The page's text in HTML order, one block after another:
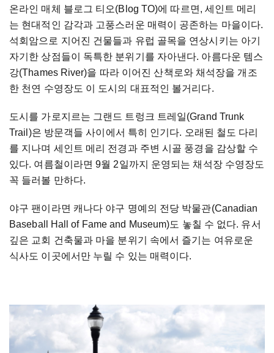
온라인 매체 블로그 티오(Blog TO)에 따르면, 세인트 메리
는 현대적인 감각과 고풍스러운 매력이 공존하는 마을이다.
석회암으로 지어진 건물들과 유럽 골목을 연상시키는 아기
자기한 상점들이 독특한 분위기를 자아낸다. 아름다운 템스
강(Thames River)을 따라 이어진 산책로와 채석장을 개조
한 천연 수영장도 이 도시의 대표적인 볼거리다.
도시를 가로지르는 그랜드 트렁크 트레일(Grand Trunk
Trail)은 방문객들 사이에서 특히 인기다. 오래된 철도 다리
를 지나며 세인트 메리 전경과 주변 시골 풍경을 감상할 수
있다. 여름철이라면 9월 2일까지 운영되는 채석장 수영장도
꼭 들러볼 만하다.
야구 팬이라면 캐나다 야구 명예의 전당 박물관(Canadian
Baseball Hall of Fame and Museum)도 놓칠 수 없다. 유서
깊은 교회 건축물과 마을 분위기 속에서 즐기는 여유로운
식사도 이곳에서만 누릴 수 있는 매력이다.